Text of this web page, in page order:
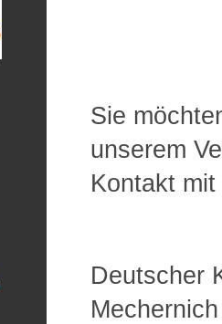
Sie
unserem
Kontakt
Deutscher